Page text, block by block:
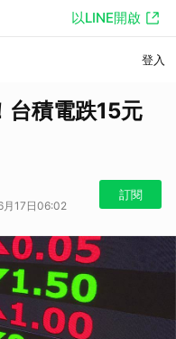
以LINE開啟
登入
台積電跌15元
月17日06:02
訂閱